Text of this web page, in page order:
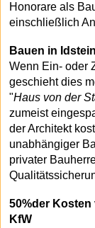
Honorare als
einschließlich
Bauen in Idstein
Wenn Ein- oder
geschieht dies
"Haus von der
zumeist
der Architekt
unabhängiger
privater
50%der
KfW